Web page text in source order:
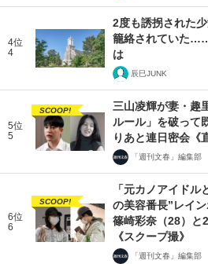
4位
4
2度も誘拐された
籠絡されていた
は
辰巳JUNK
5位
5
SCOOP!
三山凌輝が妻・趣
ルール」を破って
りあと連日密会《
「週刊文春」編集部
6位
6
SCOOP!
「元カノアイド
の美容番長”レイ
篠崎彩奈（28）と
《スクープ撮》
「週刊文春」編集部